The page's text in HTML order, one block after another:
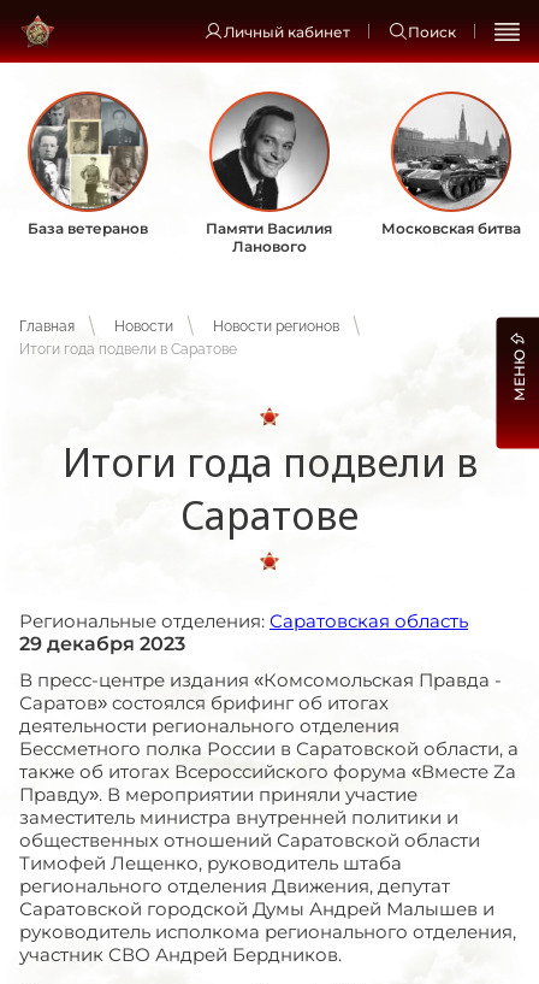
Личный кабинет Поиск
База ветеранов
Памяти Василия
Ланового
Московская битва
Главная Новости
Новости регионов
Итоги года подвели в Саратове
Итоги года подвели в
Саратове
Региональные отделения: Саратовская область
29 декабря 2023
В пресс-центре издания «Комсомольская Правда -
Саратов» состоялся брифинг об итогах
деятельности регионального отделения
Бессметного полка России в Саратовской области, а
также об итогах Всероссийского форума «Вместе Zа
Правду». В мероприятии приняли участие
заместитель министра внутренней политики и
общественных отношений Саратовской области
Тимофей Лещенко, руководитель штаба
регионального отделения Движения, депутат
Саратовской городской Думы Андрей Малышев и
руководитель исполкома регионального отделения,
участник СВО Андрей Бердников.
МЕНЮ